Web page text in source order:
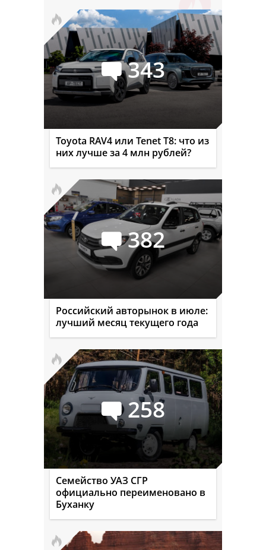
343
Toyota RAV4 или Tenet T8: что из
них лучше за 4 млн рублей?
382
Российский авторынок в июле:
лучший месяц текущего года
258
Семейство УАЗ СГР
официально переименовано в
Буханку